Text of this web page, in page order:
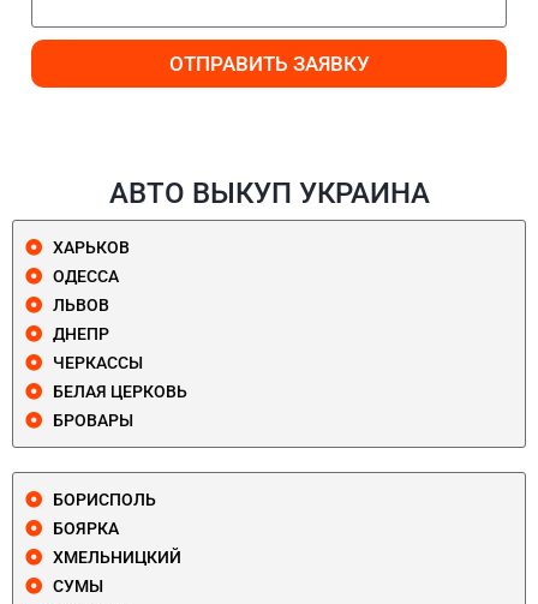
ОТПРАВИТЬ ЗАЯВКУ
АВТО ВЫКУП УКРАИНА
ХАРЬКОВ
ОДЕССА
ЛЬВОВ
ДНЕПР
ЧЕРКАССЫ
БЕЛАЯ ЦЕРКОВЬ
БРОВАРЫ
БОРИСПОЛЬ
БОЯРКА
ХМЕЛЬНИЦКИЙ
СУМЫ